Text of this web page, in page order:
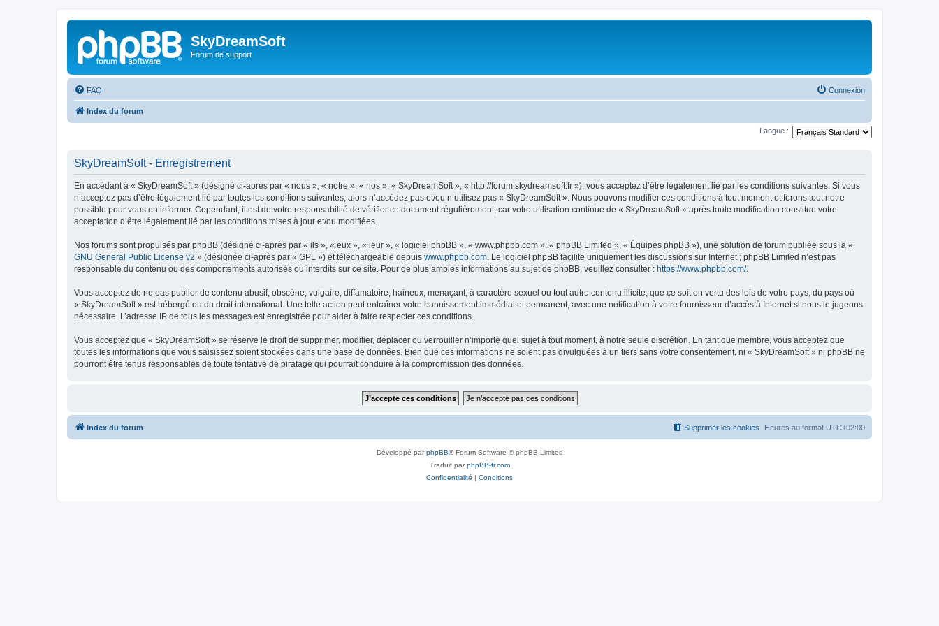
SkyDreamSoft
Forum de support
FAQ Connexion
Index du forum
Langue :
SkyDreamSoft - Enregistrement
En accédant à « SkyDreamSoft » (désigné ci-après par « nous », « notre », « nos », « SkyDreamSoft », « http://forum.skydreamsoft.fr »), vous acceptez d’être légalement lié par les conditions suivantes. Si vous
n’acceptez pas d’être légalement lié par toutes les conditions suivantes, alors n’accédez pas et/ou n’utilisez pas « SkyDreamSoft ». Nous pouvons modifier ces conditions à tout moment et ferons tout notre
possible pour vous en informer. Cependant, il est de votre responsabilité de vérifier ce document régulièrement, car votre utilisation continue de « SkyDreamSoft » après toute modification constitue votre
acceptation d’être légalement lié par les conditions mises à jour et/ou modifiées.
Nos forums sont propulsés par phpBB (désigné ci-après par « ils », « eux », « leur », « logiciel phpBB », « www.phpbb.com », « phpBB Limited », « Équipes phpBB »), une solution de forum publiée sous la «
GNU General Public License v2 » (désignée ci-après par « GPL ») et téléchargeable depuis www.phpbb.com. Le logiciel phpBB facilite uniquement les discussions sur Internet ; phpBB Limited n’est pas
responsable du contenu ou des comportements autorisés ou interdits sur ce site. Pour de plus amples informations au sujet de phpBB, veuillez consulter : https://www.phpbb.com/.
Vous acceptez de ne pas publier de contenu abusif, obscène, vulgaire, diffamatoire, haineux, menaçant, à caractère sexuel ou tout autre contenu illicite, que ce soit en vertu des lois de votre pays, du pays où
« SkyDreamSoft » est hébergé ou du droit international. Une telle action peut entraîner votre bannissement immédiat et permanent, avec une notification à votre fournisseur d’accès à Internet si nous le jugeons
nécessaire. L’adresse IP de tous les messages est enregistrée pour aider à faire respecter ces conditions.
Vous acceptez que « SkyDreamSoft » se réserve le droit de supprimer, modifier, déplacer ou verrouiller n’importe quel sujet à tout moment, à notre seule discrétion. En tant que membre, vous acceptez que
toutes les informations que vous saisissez soient stockées dans une base de données. Bien que ces informations ne soient pas divulguées à un tiers sans votre consentement, ni « SkyDreamSoft » ni phpBB ne
pourront être tenus responsables de toute tentative de piratage qui pourrait conduire à la compromission des données.
Index du forum Heures au format UTC+02:00
Supprimer les cookies
Développé parphpBB® Forum Software © phpBB Limited
Traduit parphpBB-fr.com
Confidentialité | Conditions